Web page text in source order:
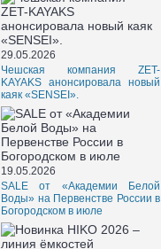
29.05.2026
Чешская компания ZET-
KAYAKS анонсировала новый
каяк «SENSEI».
19.05.2026
SALE от «Академии Белой
Воды» на Первенстве России в
Богородском в июле